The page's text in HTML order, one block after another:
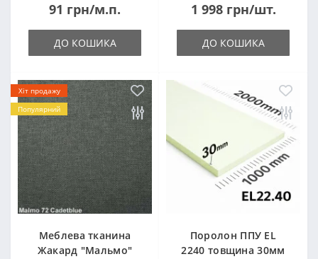
91 грн/м.п.
ДО КОШИКА
1 998 грн/шт.
ДО КОШИКА
Хіт продажу
Популярний
Меблева тканина
Жакард "Мальмо"
Поролон ППУ EL
2240 товщина 30мм